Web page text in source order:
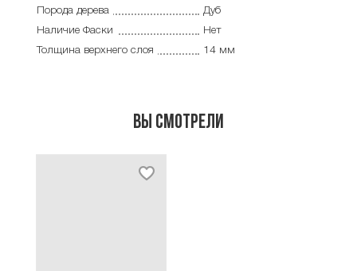
Порода дерева
Дуб
Наличие Фаски
Нет
Толщина верхнего слоя
14 мм
Вы смотрели